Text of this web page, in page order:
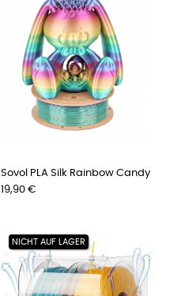
Sovol PLA Silk Rainbow Candy
Preis
19,90 €
NICHT AUF LAGER